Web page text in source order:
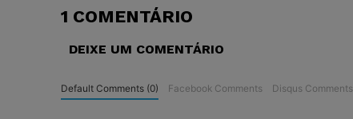
1 COMENTÁRIO
DEIXE UM COMENTÁRIO
Default Comments (0) Facebook Comments Disqus Comments